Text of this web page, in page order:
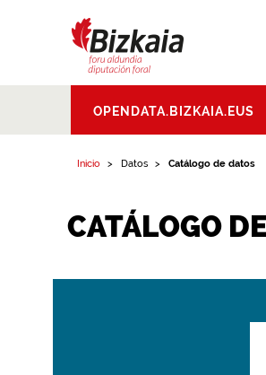
Aldundia.Diputacion
Foral de Bizkaia
OPENDATA.BIZKAIA.EUS
Inicio Datos Catálogo de datos
CATÁLOGO